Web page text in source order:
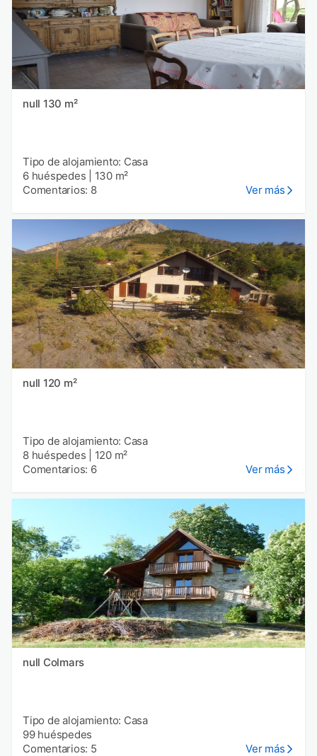
null 130 m²
Tipo de alojamiento: Casa
6 huéspedes
130 m²
Comentarios: 8
Ver más
null 120 m²
Tipo de alojamiento: Casa
8 huéspedes
120 m²
Comentarios: 6
Ver más
null Colmars
Tipo de alojamiento: Casa
99 huéspedes
Comentarios: 5
Ver más